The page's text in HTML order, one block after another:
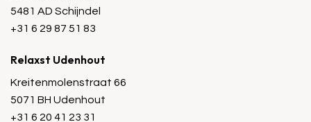
5481 AD Schijndel
+31 6 29 87 51 83
Relaxst Udenhout
Kreitenmolenstraat 66
5071 BH Udenhout
+31 6 20 41 23 31